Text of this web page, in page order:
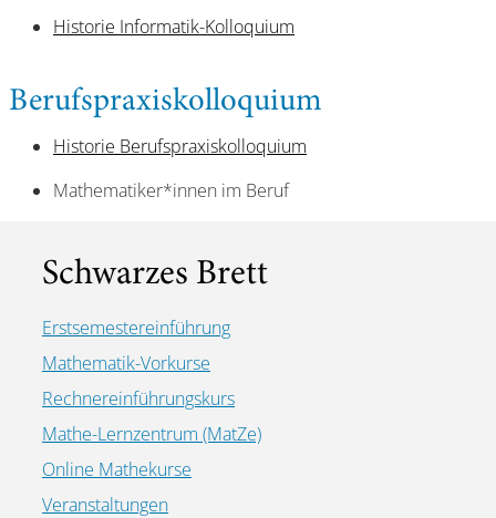
Historie Informatik-Kolloquium
Berufspraxiskolloquium
Historie Berufspraxiskolloquium
Mathematiker*innen im Beruf
Schwarzes Brett
Erstsemestereinführung
Mathematik-Vorkurse
Rechnereinführungskurs
Mathe-Lernzentrum (MatZe)
Online Mathekurse
Veranstaltungen